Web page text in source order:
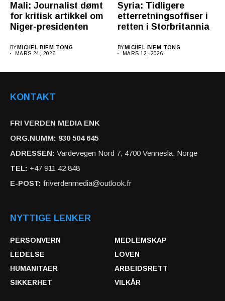
Mali: Journalist dømt
for kritisk artikkel om
Niger-presidenten
BY MICHEL BIEM TONG
MARS 24, 2026
Syria: Tidligere
etterretningsoffiser i
retten i Storbritannia
BY MICHEL BIEM TONG
MARS 12, 2026
KONTAKT
FRI VERDEN MEDIA ENK
ORG.NUMM: 930 504 645
ADRESSEN: Vardevegen Nord 7, 4700 Vennesla, Norge
TEL: +47 911 42 848
E-POST: friverdenmedia@outlook.fr
NYTTIGE LENKER
PERSONVERN
MEDLEMSKAP
LEDELSE
LOVEN
HUMANITAER
ARBEIDSRETT
SIKKERHET
VILKÅR